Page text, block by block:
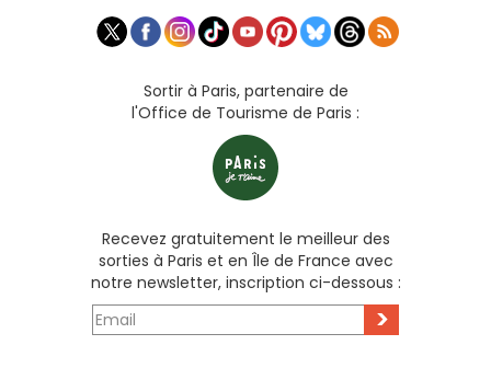
Sortir à Paris, partenaire de
l'Office de Tourisme de Paris :
Recevez gratuitement le meilleur des
sorties à Paris et en Île de France avec
notre newsletter, inscription ci-dessous :
>